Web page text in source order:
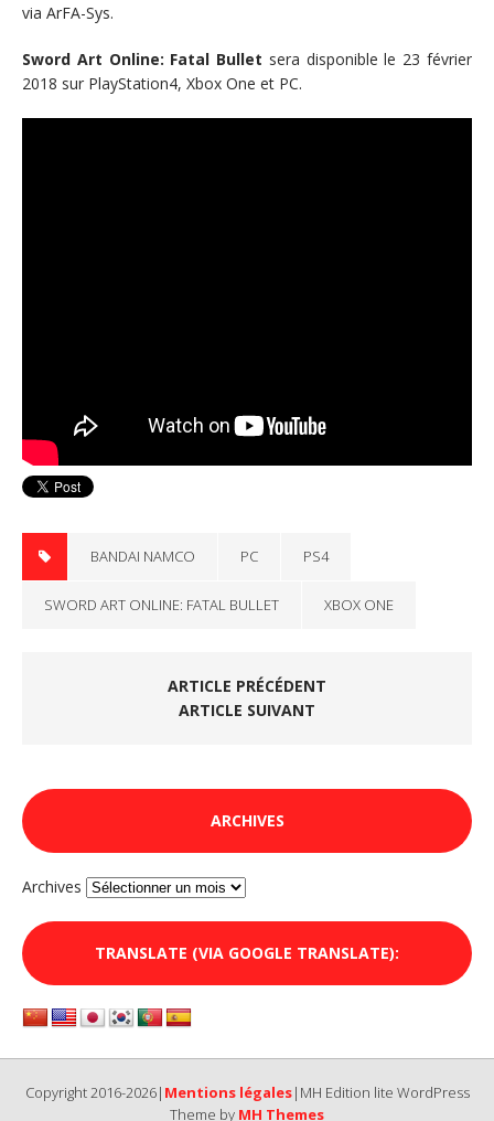
via ArFA-Sys.
Sword Art Online: Fatal Bullet sera disponible le 23 février
2018 sur PlayStation4, Xbox One et PC.
BANDAI NAMCO PC PS4
SWORD ART ONLINE: FATAL BULLET XBOX ONE
ARTICLE PRÉCÉDENT
ARTICLE SUIVANT
ARCHIVES
Archives
TRANSLATE (VIA GOOGLE TRANSLATE):
Copyright 2016-2026| Mentions légales|MH Edition lite WordPress
Theme by MH Themes